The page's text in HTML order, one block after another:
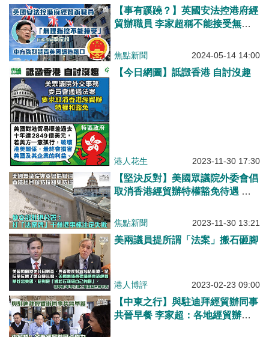
【事有蹊蹺？】英國安法控港府經
貿辦職員 李家超稱不能接受無理
焦點新聞 2024-05-14 14:00
【今日網圖】詆譭香港 自討沒趣
港人花生 2023-11-30 17:30
【堅決反對】美國眾議院外委會倡
取消香港經貿辦特權豁免待遇 外
港事務注定失敗
焦點新聞 2023-11-30 13:21
美兩議員提所謂「法案」搬石砸腳
港人博評 2023-02-23 09:00
【中東之行】與駐迪拜經貿辦同事
共晉早餐 李家超：各地經貿辦同